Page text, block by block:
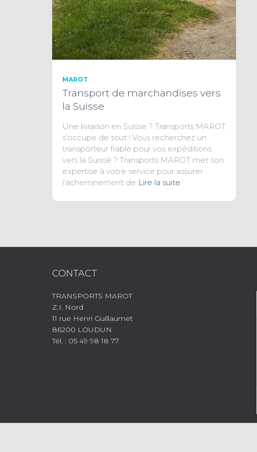
MAROT
Transport de marchandises vers
la Suisse
Une livraison en Suisse ? Transports MAROT
s’occupe de tout ! Vous recherchez un
transporteur fiable pour vos expéditions
vers la Suisse ? Transports MAROT met son
expertise à votre service pour assurer
l’acheminement de Lire la suite
CONTACT
TRANSPORTS MAROT
Z.I. Nord
11 rue Henri Guillaumet
86200 LOUDUN
Tél. : 05 49 98 18 77